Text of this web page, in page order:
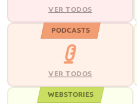
VER TODOS
PODCASTS
VER TODOS
WEBSTORIES